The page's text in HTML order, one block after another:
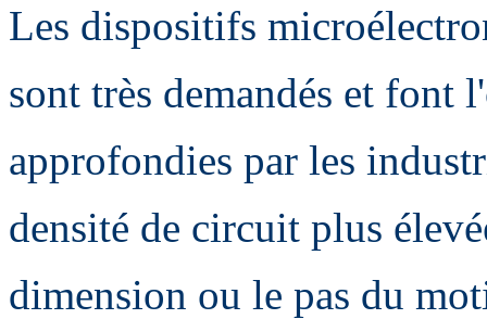
Les dispositifs
sont très demandés et font
approfondies par les
densité de circuit plus
dimension ou le pas du